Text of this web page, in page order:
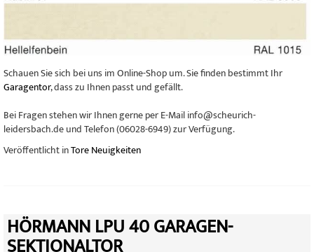
Schauen Sie sich bei uns im Online-Shop um. Sie finden bestimmt Ihr
Garagentor, dass zu Ihnen passt und gefällt.
Bei Fragen stehen wir Ihnen gerne per E-Mail info@scheurich-
leidersbach.de und Telefon (06028-6949) zur Verfügung.
Veröffentlicht inTore Neuigkeiten
HÖRMANN LPU 40 GARAGEN-